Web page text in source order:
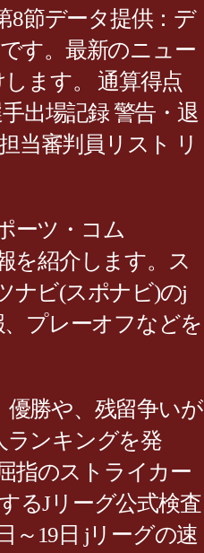
8節データ提供：デ
す。最新のニュー
ます。 通算得点
出場記録 警告・退
当審判員リスト リ
ーツ・コム
を紹介します。ス
ナビ(スポナビ)のj
プレーオフなどを
優勝や、残留争いが
ランキングを発
指のストライカー
感染症に関するJリーグ公式検査
～19日 jリーグの速